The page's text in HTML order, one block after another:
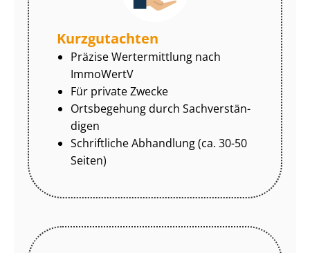
Kurzgutachten
Präzise Wertermittlung nach
ImmoWertV
Für private Zwecke
Ortsbegehung durch Sach­ver­stän­
di­gen
Schriftliche Abhandlung (ca. 30-50
Seiten)